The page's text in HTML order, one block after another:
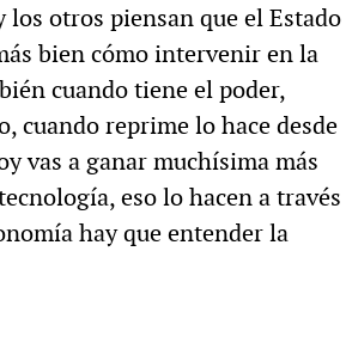
otros piensan que el Estado
bien cómo intervenir en la
cuando tiene el poder,
cuando reprime lo hace desde
vas a ganar muchísima más
eso lo hacen a través
hay que entender la